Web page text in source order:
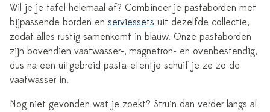
Wil je je tafel helemaal af? Combineer je pastaborden met
bijpassende borden en serviessets uit dezelfde collectie,
zodat alles rustig samenkomt in blauw. Onze pastaborden
zijn bovendien vaatwasser-, magnetron- en ovenbestendig,
dus na een uitgebreid pasta-etentje schuif je ze zo de
vaatwasser in.
Nog niet gevonden wat je zoekt? Struin dan verder langs al